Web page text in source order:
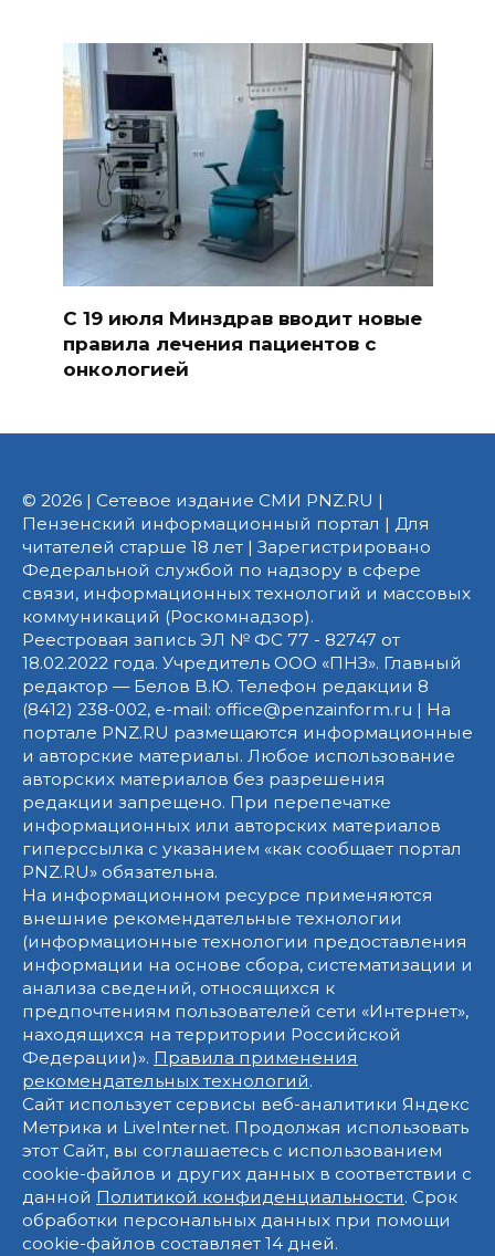
С 19 июля Минздрав вводит новые
правила лечения пациентов с
онкологией
© 2026 | Сетевое издание СМИ PNZ.RU |
Пензенский информационный портал | Для
читателей старше 18 лет | Зарегистрировано
Федеральной службой по надзору в сфере
связи, информационных технологий и массовых
коммуникаций (Роскомнадзор).
Реестровая запись ЭЛ № ФС 77 - 82747 от
18.02.2022 года. Учредитель ООО «ПНЗ». Главный
редактор — Белов В.Ю. Телефон редакции 8
(8412) 238-002, e-mail: office@penzainform.ru | На
портале PNZ.RU размещаются информационные
и авторские материалы. Любое использование
авторских материалов без разрешения
редакции запрещено. При перепечатке
информационных или авторских материалов
гиперссылка с указанием «как сообщает портал
PNZ.RU» обязательна.
На информационном ресурсе применяются
внешние рекомендательные технологии
(информационные технологии предоставления
информации на основе сбора, систематизации и
анализа сведений, относящихся к
предпочтениям пользователей сети «Интернет»,
находящихся на территории Российской
Федерации)». Правила применения
рекомендательных технологий.
Сайт использует сервисы веб-аналитики Яндекс
Метрика и LiveInternet. Продолжая использовать
этот Сайт, вы соглашаетесь с использованием
cookie-файлов и других данных в соответствии с
данной Политикой конфиденциальности. Срок
обработки персональных данных при помощи
cookie-файлов составляет 14 дней.